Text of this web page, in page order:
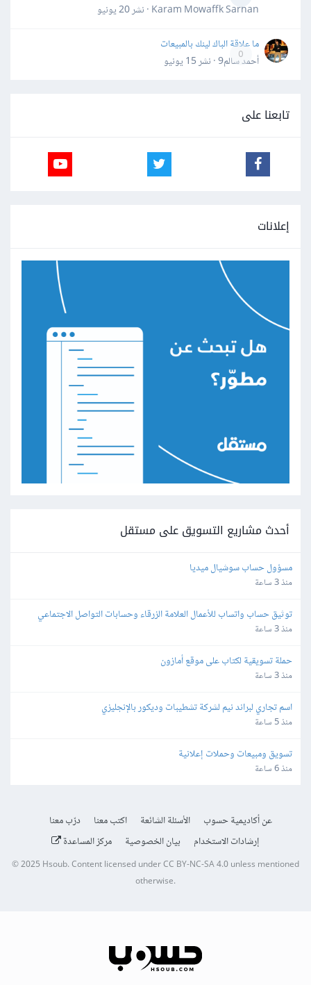
Karam Mowaffk Sarhan · نشر
20 يونيو
0
ما علاقة الباك لينك بالمبيعات
أحمد سالم9 · نشر
15 يونيو
تابعنا على
إعلانات
أحدث مشاريع التسويق على مستقل
مسؤول حساب سوشيال ميديا
منذ 3 ساعة
توثيق حساب واتساب للأعمال العلامة الزرقاء وحسابات التواصل الاجتماعي
منذ 3 ساعة
حملة تسويقية لكتاب على موقع أمازون
منذ 3 ساعة
اسم تجاري لبراند نيم لشركة تشطيبات وديكور بالإنجليزي
منذ 5 ساعة
تسويق ومبيعات وحملات إعلانية
منذ 6 ساعة
عن أكاديمية حسوب الأسئلة الشائعة اكتب معنا
درّب معنا
إرشادات الاستخدام
بيان الخصوصية مركز المساعدة
© 2025 Hsoub.Content licensed underCC BY-NC-SA 4.0unless mentioned
otherwise.